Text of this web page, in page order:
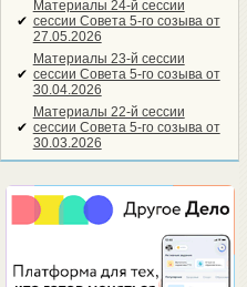
✔
Материалы 24-й сессии
сессии Совета 5-го созыва от
27.05.2026
✔
Материалы 23-й сессии
сессии Совета 5-го созыва от
30.04.2026
✔
Материалы 22-й сессии
сессии Совета 5-го созыва от
30.03.2026